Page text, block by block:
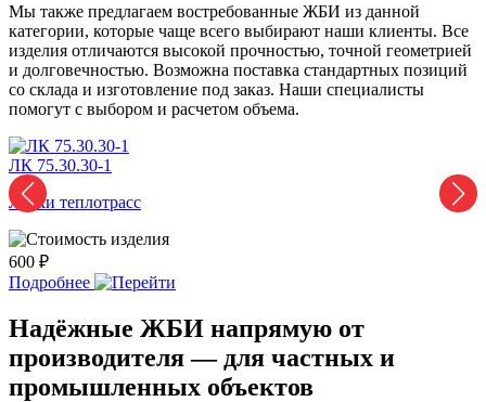
Мы также предлагаем востребованные ЖБИ из данной
категории, которые чаще всего выбирают наши клиенты. Все
изделия отличаются высокой прочностью, точной геометрией
и долговечностью. Возможна поставка стандартных позиций
со склада и изготовление под заказ. Наши специалисты
помогут с выбором и расчетом объема.
ЛК 75.30.30-1
Лотки теплотрасс
600 ₽
Подробнее
Надёжные ЖБИ напрямую от
производителя — для частных и
промышленных объектов